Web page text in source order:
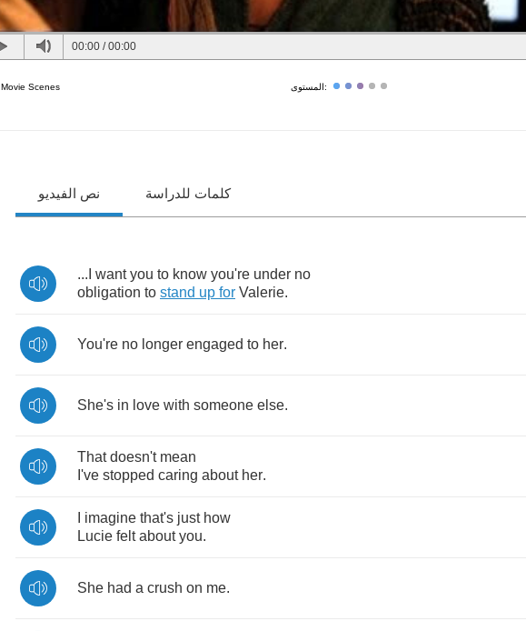
00:00 /00:00
Movie Scenes المستوى:
نص الفيديو كلمات للدراسة
... want you to know you're under no
obligation to stand up for Valerie.
You're no longer engaged to her.
She's in love with someone else.
That doesn't mean
I've stopped caring about her.
imagine that's just how
Lucie felt about you.
She had a crush on me.